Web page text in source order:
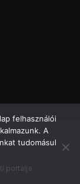
portálja
felhasználói
A
tudomásul